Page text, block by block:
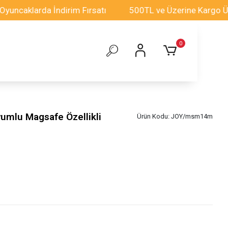
İndirim Fırsatı 500TL ve Üzerine Kargo Ücretsiz!
0
Magsafe Özellikli Ürün Kodu: JOY/msm14m